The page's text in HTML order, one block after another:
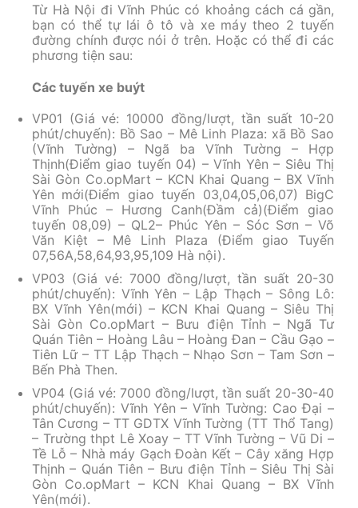
Từ Hà Nội đi Vĩnh Phúc có khoảng cách cá gần,
bạn có thể tự lái ô tô và xe máy theo 2 tuyến
đường chính được nói ở trên. Hoặc có thể đi các
phương tiện sau:
Các tuyến xe buýt
VP01 (Giá vé: 10000 đồng/lượt, tần suất 10-20
phút/chuyến): Bồ Sao – Mê Linh Plaza: xã Bồ Sao
(Vĩnh Tường) – Ngã ba Vĩnh Tường – Hợp
Thịnh(Điểm giao tuyến 04) – Vĩnh Yên – Siêu Thị
Sài Gòn Co.opMart – KCN Khai Quang – BX Vĩnh
Yên mới(Điểm giao tuyến 03,04,05,06,07) BigC
Vĩnh Phúc – Hương Canh(Đầm cả)(Điểm giao
tuyến 08,09) – QL2– Phúc Yên – Sóc Sơn – Võ
Văn Kiệt – Mê Linh Plaza (Điểm giao Tuyến
07,56A,58,64,93,95,109 Hà nội).
VP03 (Giá vé: 7000 đồng/lượt, tần suất 20-30
phút/chuyến): Vĩnh Yên – Lập Thạch – Sông Lô:
BX Vĩnh Yên(mới) – KCN Khai Quang – Siêu Thị
Sài Gòn Co.opMart – Bưu điện Tỉnh – Ngã Tư
Quán Tiên – Hoàng Lâu – Hoàng Đan – Cầu Gạo –
Tiên Lữ – TT Lập Thạch – Nhạo Sơn – Tam Sơn –
Bến Phà Then.
VP04 (Giá vé: 7000 đồng/lượt, tần suất 20-30-40
phút/chuyến): Vĩnh Yên – Vĩnh Tường: Cao Đại –
Tân Cương – TT GDTX Vĩnh Tường (TT Thổ Tang)
– Trường thpt Lê Xoay – TT Vĩnh Tường – Vũ Di –
Tề Lỗ – Nhà máy Gạch Đoàn Kết – Cây xăng Hợp
Thịnh – Quán Tiên – Bưu điện Tỉnh – Siêu Thị Sài
Gòn Co.opMart – KCN Khai Quang – BX Vĩnh
Yên(mới).